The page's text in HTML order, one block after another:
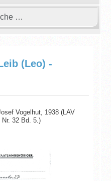
(Leo) -
Vogelhut, 1938 (LAV
32 Bd. 5.)